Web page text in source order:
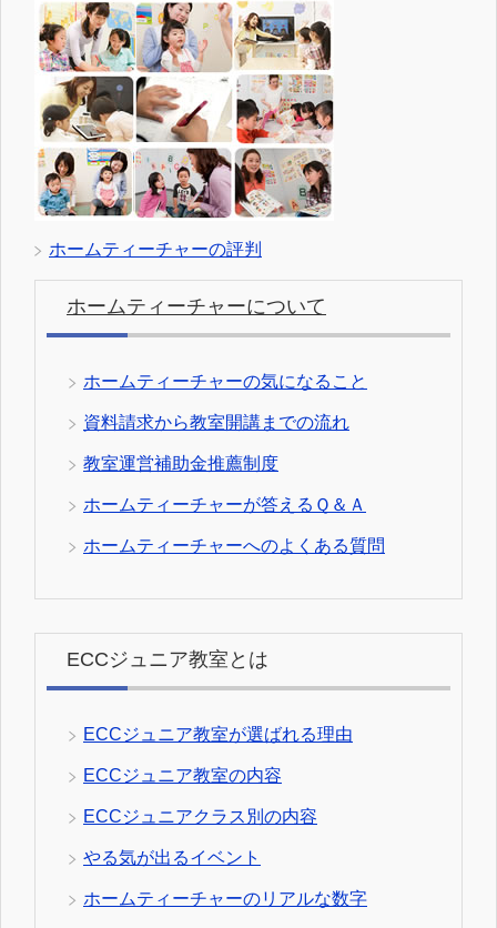
ホームティーチャーの評判
ホームティーチャーについて
ホームティーチャーの気になること
資料請求から教室開講までの流れ
教室運営補助金推薦制度
ホームティーチャーが答えるＱ＆Ａ
ホームティーチャーへのよくある質問
ECCジュニア教室とは
ECCジュニア教室が選ばれる理由
ECCジュニア教室の内容
ECCジュニアクラス別の内容
やる気が出るイベント
ホームティーチャーのリアルな数字